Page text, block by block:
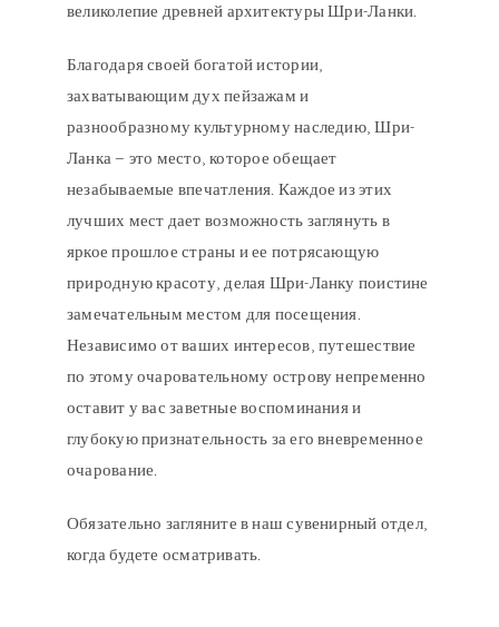
великолепие древней архитектуры Шри-Ланки.
Благодаря своей богатой истории,
захватывающим дух пейзажам и
разнообразному культурному наследию, Шри-
Ланка – это место, которое обещает
незабываемые впечатления. Каждое из этих
лучших мест дает возможность заглянуть в
яркое прошлое страны и ее потрясающую
природную красоту, делая Шри-Ланку поистине
замечательным местом для посещения.
Независимо от ваших интересов, путешествие
по этому очаровательному острову непременно
оставит у вас заветные воспоминания и
глубокую признательность за его вневременное
очарование.
Обязательно загляните в наш сувенирный отдел,
когда будете осматривать.